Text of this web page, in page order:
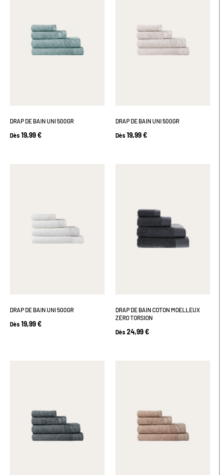
DRAP DE BAIN UNI 500GR
Dès 19,99 €
DRAP DE BAIN UNI 500GR
Dès 19,99 €
DRAP DE BAIN UNI 500GR
Dès 19,99 €
DRAP DE BAIN COTON MOELLEUX
ZÉRO TORSION
Dès 24,99 €